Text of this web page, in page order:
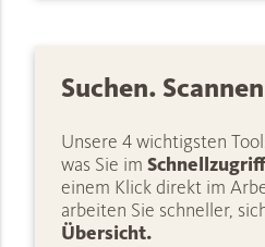
Suchen.
Unsere 4 wichtigsten
was Sie im Schnellzugriff
einem Klick direkt im
arbeiten Sie schneller,
Übersicht.